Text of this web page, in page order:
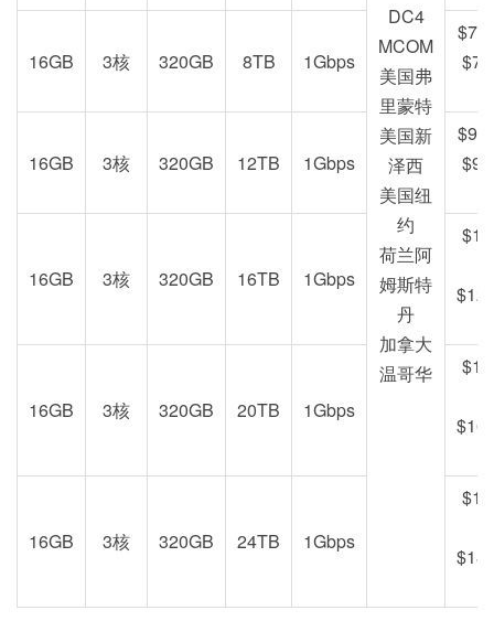
DC4
MCOM
美国弗
里蒙特
美国新
泽西
美国纽
约
荷兰阿
姆斯特
丹
加拿大
温哥华
16GB 3核 320GB 8TB 1Gbps
16GB 3核 320GB 12TB 1Gbps
16GB 3核 320GB 16TB 1Gbps
16GB 3核 320GB 20TB 1Gbps
16GB 3核 320GB 24TB 1Gbps